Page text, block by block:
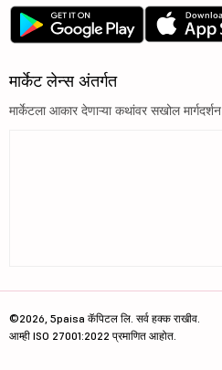
मार्केट लेन्स अंतर्गत
मार्केटला आकार देणाऱ्या कथांवर सखोल मार्गदर्शन
©2026, 5paisa कॅपिटल लि. सर्व हक्क राखीव.
आम्ही ISO 27001:2022 प्रमाणित आहोत.